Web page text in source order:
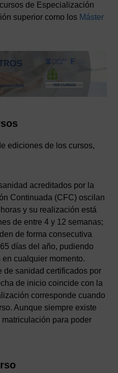
de Especialización
superior como los Máster
ediciones de los cursos,
acreditados por la
Continuada (CFC) oscilan
y su realización está
de entre 4 y 12 semanas;
de forma consecutiva
días del año, pudiendo
cualquier momento.
de sanidad certificados por
de inicio coincide con la
corresponde cuando
Aunque siempre existe
para poder